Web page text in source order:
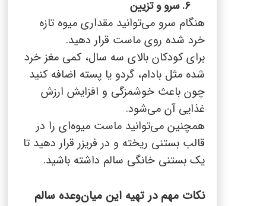
۶. سرو و تزیین
هنگام سرو می‌توانید مقداری میوه تازه
خرد شده روی ماست قرار دهید.
برای کودکان بالای سه سال، کمی مغز خرد
شده مثل بادام، گردو یا پسته اضافه کنید
چون باعث خوشمزگی و افزایش ارزش
غذایی آن می‌شود.
همچنین می‌توانید ماست میوه‌ای را در
قالب بستنی ریخته و در فریزر قرار دهید تا
یک بستنی خانگی سالم داشته باشید.
نکات مهم در تهیه این میان‌وعده سالم